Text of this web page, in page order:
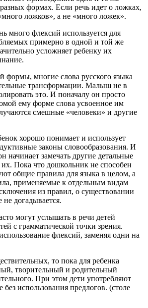
формах. Если речь идет о ложках,
ложков», а не «много ложек».
много флексий используется для
примерно в одной и той же
усложняет ребенку их
формы, многие слова русского языка
трансформации. Малыш не в
это. И поначалу он просто
ему форме слова усвоенное им
смешные «человеки» и другие
хорошо понимает и использует
законы словообразования. И
начинает замечать другие детальные
их. Пока что дошкольник не способен
общие правила для языка в целом, а
применяемые к отдельным видам
из правил, о существовании
догадывается.
могут услышать в речи детей
с грамматической точки зрения.
флексий, заменяя одни на
то пока для ребенка
творительный и родительный
При этом дети употребляют
без использования предлогов. (столе